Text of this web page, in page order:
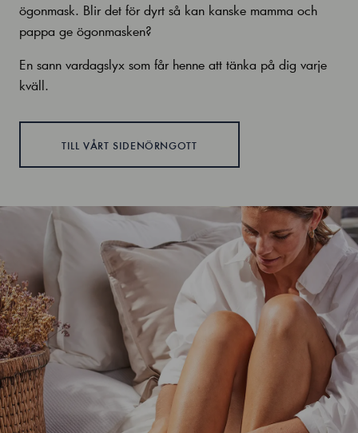
ögonmask. Blir det för dyrt så kan kanske mamma och
pappa ge ögonmasken?
En sann vardagslyx som får henne att tänka på dig varje
kväll.
TILL VÅRT SIDENÖRNGOTT